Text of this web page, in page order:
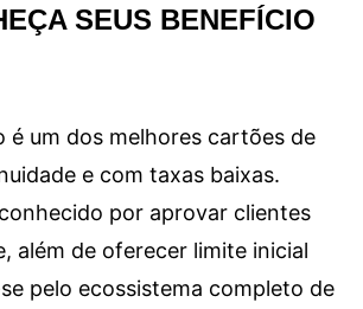
SEUS BENEFÍCIO
é um dos melhores cartões de
e com taxas baixas.
por aprovar clientes
além de oferecer limite inicial
pelo ecossistema completo de